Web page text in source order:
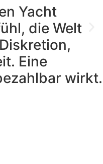
Yacht
die Welt
Eine
wirkt.